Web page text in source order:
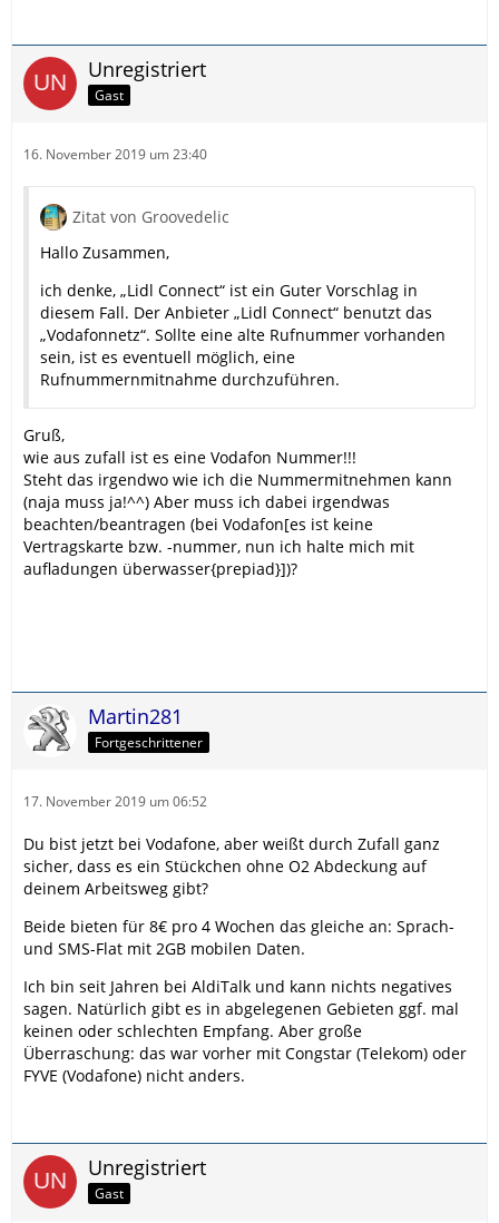
Unregistriert
Gast
16. November 2019 um 23:40
Zitat von Groovedelic
Hallo Zusammen,
ich denke, „Lidl Connect“ ist ein Guter Vorschlag in
diesem Fall. Der Anbieter „Lidl Connect“ benutzt das
„Vodafonnetz“. Sollte eine alte Rufnummer vorhanden
sein, ist es eventuell möglich, eine
Rufnummernmitnahme durchzuführen.
Gruß,
wie aus zufall ist es eine Vodafon Nummer!!!
Steht das irgendwo wie ich die Nummermitnehmen kann
(naja muss ja!^^) Aber muss ich dabei irgendwas
beachten/beantragen (bei Vodafon[es ist keine
Vertragskarte bzw. -nummer, nun ich halte mich mit
aufladungen überwasser{prepiad}])?
Martin281
Fortgeschrittener
17. November 2019 um 06:52
Du bist jetzt bei Vodafone, aber weißt durch Zufall ganz
sicher, dass es ein Stückchen ohne O2 Abdeckung auf
deinem Arbeitsweg gibt?
Beide bieten für 8€ pro 4 Wochen das gleiche an: Sprach-
und SMS-Flat mit 2GB mobilen Daten.
Ich bin seit Jahren bei AldiTalk und kann nichts negatives
sagen. Natürlich gibt es in abgelegenen Gebieten ggf. mal
keinen oder schlechten Empfang. Aber große
Überraschung: das war vorher mit Congstar (Telekom) oder
FYVE (Vodafone) nicht anders.
Unregistriert
Gast